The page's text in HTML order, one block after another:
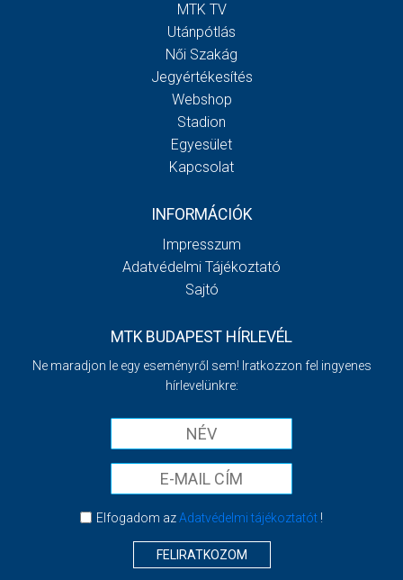
MTK TV
Utánpótlás
Női Szakág
Jegyértékesítés
Webshop
Stadion
Egyesület
Kapcsolat
INFORMÁCIÓK
Impresszum
Adatvédelmi Tájékoztató
Sajtó
MTK BUDAPEST HÍRLEVÉL
Ne maradjon le egy eseményről sem! Iratkozzon fel ingyenes
hírlevelünkre:
Elfogadom azAdatvédelmi tájékoztatót!
FELIRATKOZOM